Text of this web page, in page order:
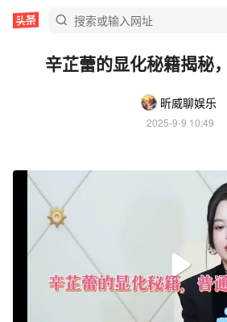
辛芷蕾的显化秘籍揭秘
昕威聊娱乐
2025-9-9 10:49